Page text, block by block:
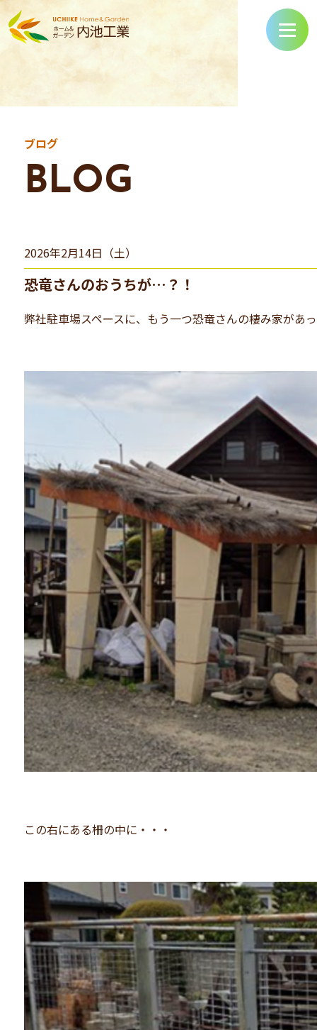
ブログ
BLOG
2026年2月14日（土）
恐竜さんのおうちが…？！
弊社駐車場スペースに、もう一つ恐竜さんの棲み家があ
この右にある柵の中に・・・